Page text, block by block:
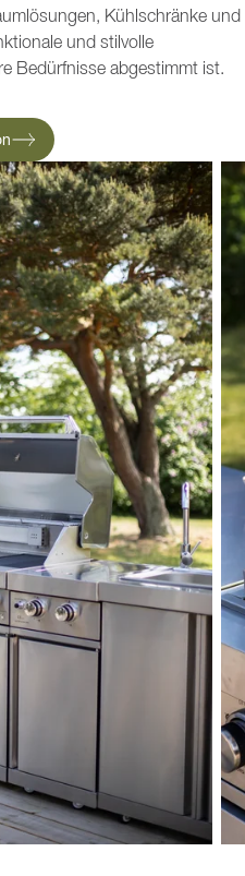
Kühlschränke und
und stilvolle
Bedürfnisse abgestimmt ist.